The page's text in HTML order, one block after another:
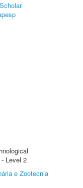
Level 2
e Zootecnia